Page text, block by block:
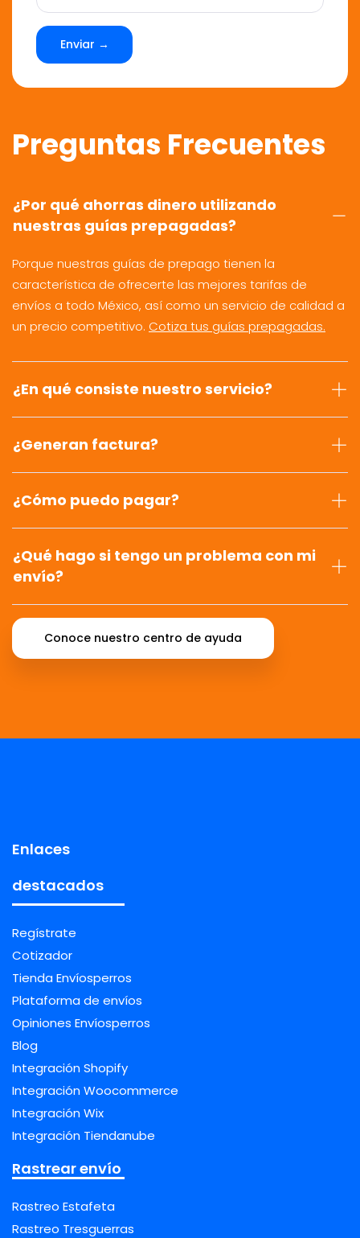
Enviar →
Preguntas Frecuentes
¿Por qué ahorras dinero utilizando
nuestras guías prepagadas?
Porque nuestras guías de prepago tienen la
característica de ofrecerte las mejores tarifas de
envíos a todo México, así como un servicio de calidad a
un precio competitivo. Cotiza tus guías prepagadas.
¿En qué consiste nuestro servicio?
¿Generan factura?
¿Cómo puedo pagar?
¿Qué hago si tengo un problema con mi
envío?
Conoce nuestro centro de ayuda
Enlaces
destacados
Regístrate
Cotizador
Tienda Envíosperros
Plataforma de envíos
Opiniones Envíosperros
Blog
Integración Shopify
Integración Woocommerce
Integración Wix
Integración Tiendanube
Rastrear envío
Rastreo Estafeta
Rastreo Tresguerras